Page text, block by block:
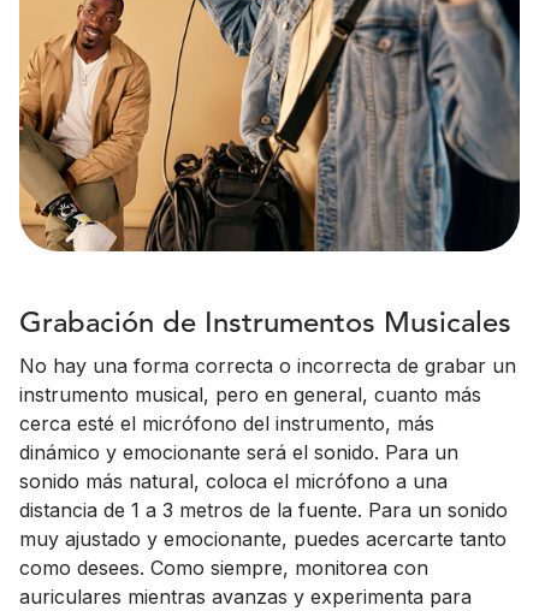
Grabación de Instrumentos Musicales
No hay una forma correcta o incorrecta de grabar un
instrumento musical, pero en general, cuanto más
cerca esté el micrófono del instrumento, más
dinámico y emocionante será el sonido. Para un
sonido más natural, coloca el micrófono a una
distancia de 1 a 3 metros de la fuente. Para un sonido
muy ajustado y emocionante, puedes acercarte tanto
como desees. Como siempre, monitorea con
auriculares mientras avanzas y experimenta para